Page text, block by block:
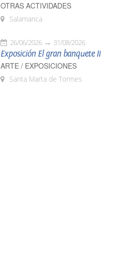
OTRAS ACTIVIDADES
Salamanca
26/06/2026 31/08/2026
Exposición El gran banquete II
ARTE / EXPOSICIONES
Santa Marta de Tormes